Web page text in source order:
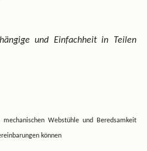
und Einfachheit in Teilen
Webstühle und Beredsamkeit
können